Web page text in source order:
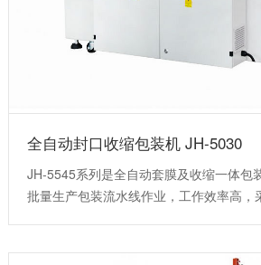
全自动封口收缩包装机 JH-5030
JH-5545系列是全自动套膜及收缩一体包
批量生产包装流水线作业，工作效率高，